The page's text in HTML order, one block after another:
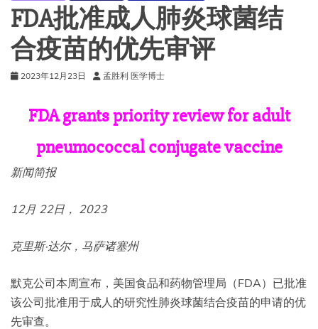
FDA批准成人肺炎球菌结
合疫苗的优先审评
2023年12月23日 孟胜利 医学博士
FDA grants priority review for adult
pneumococcal conjugate vaccine
新闻简报
12月 22日 ， 2023
克里斯·达尔，马萨诸塞州
默克公司本周宣布，美国食品和药物管理局（FDA）已批准
该公司批准用于成人的研究性肺炎球菌结合疫苗的申请的优
先审查。